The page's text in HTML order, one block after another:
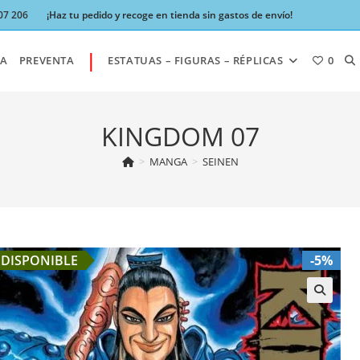
206 ¡Haz tu pedido y recoge en tienda sin gastos de envío!
PREVENTA | ESTATUAS – FIGURAS – RÉPLICAS 0
KINGDOM 07
> MANGA > SEINEN
🔍
DISPONIBLE -5%